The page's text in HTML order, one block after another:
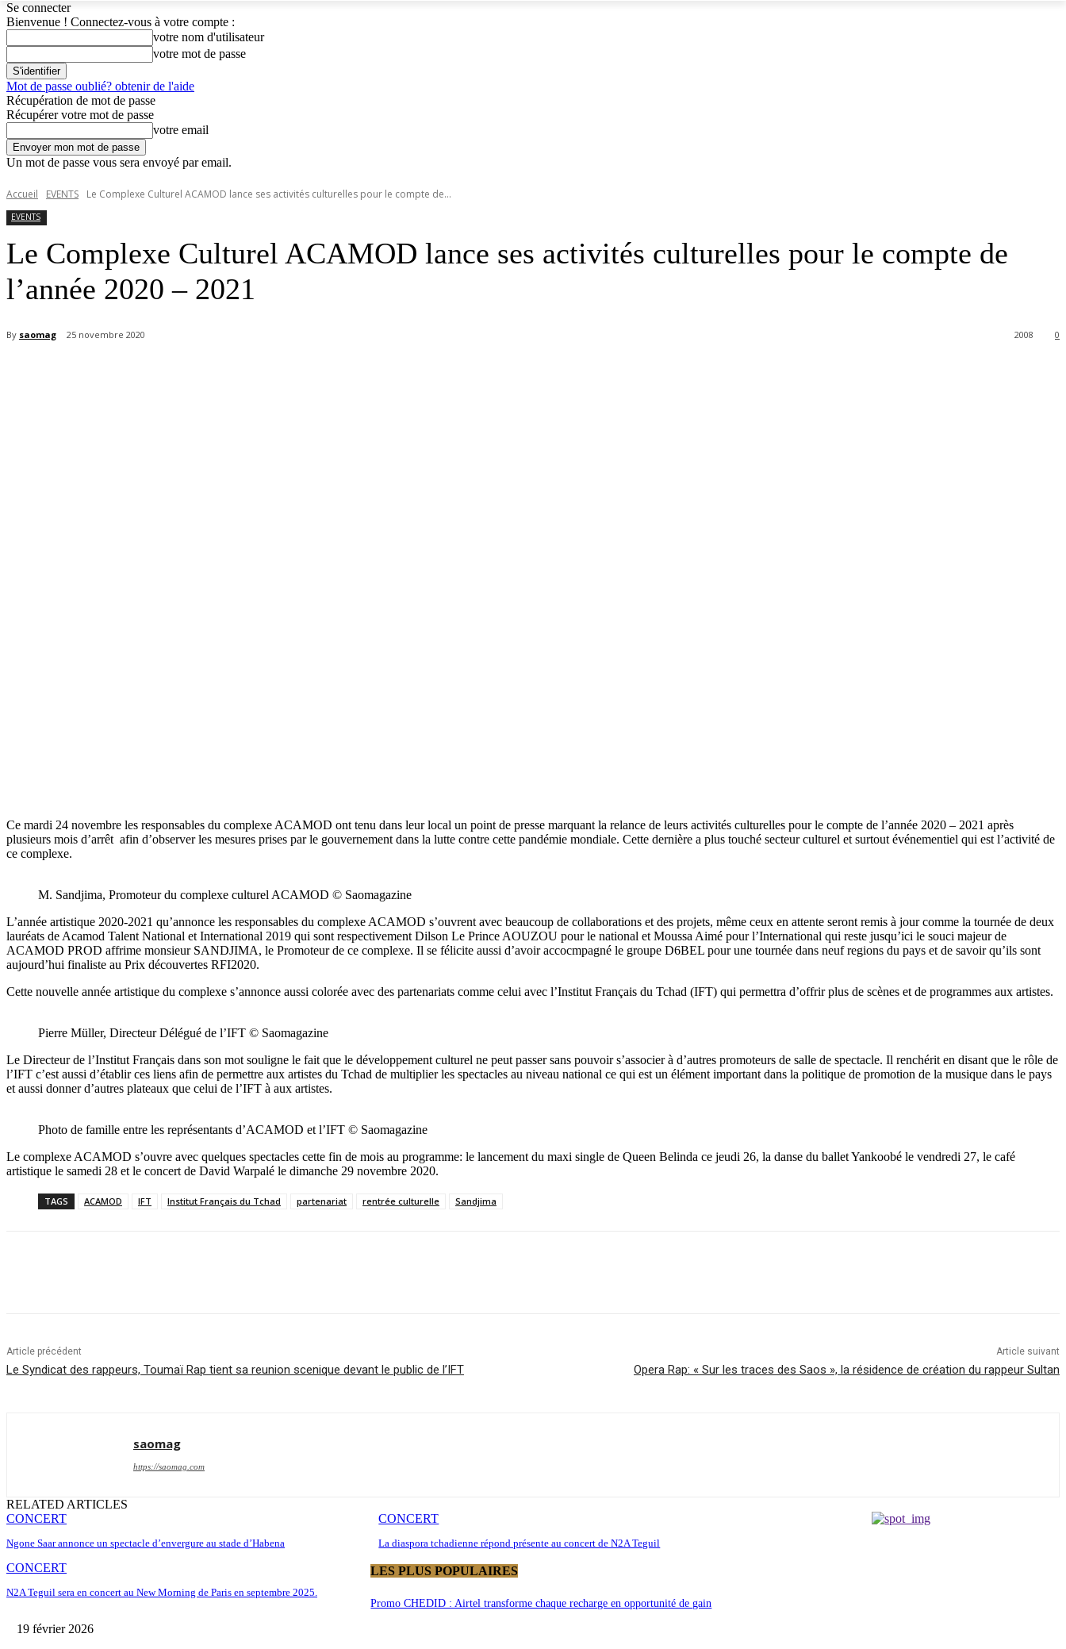
Se connecter
Bienvenue ! Connectez-vous à votre compte :
votre nom d'utilisateur
votre mot de passe
Mot de passe oublié? obtenir de l'aide
Récupération de mot de passe
Récupérer votre mot de passe
votre email
Un mot de passe vous sera envoyé par email.
Accueil EVENTS Le Complexe Culturel ACAMOD lance ses activités culturelles pour le compte de...
EVENTS
Le Complexe Culturel ACAMOD lance ses activités culturelles pour le compte de
l’année 2020 – 2021
By saomag 25 novembre 2020 0
2008
Ce mardi 24 novembre les responsables du complexe ACAMOD ont tenu dans leur local un point de presse marquant la relance de leurs activités culturelles pour le compte de l’année 2020 – 2021 après
plusieurs mois d’arrêt afin d’observer les mesures prises par le gouvernement dans la lutte contre cette pandémie mondiale. Cette dernière a plus touché secteur culturel et surtout événementiel qui est l’activité de
ce complexe.
M. Sandjima, Promoteur du complexe culturel ACAMOD © Saomagazine
L’année artistique 2020-2021 qu’annonce les responsables du complexe ACAMOD s’ouvrent avec beaucoup de collaborations et des projets, même ceux en attente seront remis à jour comme la tournée de deux
lauréats de Acamod Talent National et International 2019 qui sont respectivement Dilson Le Prince AOUZOU pour le national et Moussa Aimé pour l’International qui reste jusqu’ici le souci majeur de
ACAMOD PROD affrime monsieur SANDJIMA, le Promoteur de ce complexe. Il se félicite aussi d’avoir accocmpagné le groupe D6BEL pour une tournée dans neuf regions du pays et de savoir qu’ils sont
aujourd’hui finaliste au Prix découvertes RFI2020.
Cette nouvelle année artistique du complexe s’annonce aussi colorée avec des partenariats comme celui avec l’Institut Français du Tchad (IFT) qui permettra d’offrir plus de scènes et de programmes aux artistes.
Pierre Müller, Directeur Délégué de l’IFT © Saomagazine
Le Directeur de l’Institut Français dans son mot souligne le fait que le développement culturel ne peut passer sans pouvoir s’associer à d’autres promoteurs de salle de spectacle. Il renchérit en disant que le rôle de
l’IFT c’est aussi d’établir ces liens afin de permettre aux artistes du Tchad de multiplier les spectacles au niveau national ce qui est un élément important dans la politique de promotion de la musique dans le pays
et aussi donner d’autres plateaux que celui de l’IFT à aux artistes.
Photo de famille entre les représentants d’ACAMOD et l’IFT © Saomagazine
Le complexe ACAMOD s’ouvre avec quelques spectacles cette fin de mois au programme: le lancement du maxi single de Queen Belinda ce jeudi 26, la danse du ballet Yankoobé le vendredi 27, le café
artistique le samedi 28 et le concert de David Warpalé le dimanche 29 novembre 2020.
TAGS ACAMOD IFT Institut Français du Tchad partenariat rentrée culturelle Sandjima
Article précédent
Le Syndicat des rappeurs, Toumaï Rap tient sa reunion scenique devant le public de l’IFT
Article suivant
Opera Rap: « Sur les traces des Saos », la résidence de création du rappeur Sultan
saomag
https://saomag.com
RELATED ARTICLES
CONCERT
Ngone Saar annonce un spectacle d’envergure au stade d’Habena
CONCERT
La diaspora tchadienne répond présente au concert de N2A Teguil
CONCERT
N2A Teguil sera en concert au New Morning de Paris en septembre 2025.
LES PLUS POPULAIRES
Promo CHEDID : Airtel transforme chaque recharge en opportunité de gain
19 février 2026